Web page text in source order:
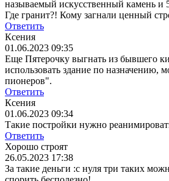
называемый искусственный камень и
Где гранит?! Кому загнали ценный
Ответить
Ксения
01.06.2023 09:35
Еще Пятерочку выгнать из бывшего
использовать здание по назначению,
пионеров".
Ответить
Ксения
01.06.2023 09:34
Такие постройки нужно
Ответить
Хорошо строят
26.05.2023 17:38
За такие деньги :с нуля три таких